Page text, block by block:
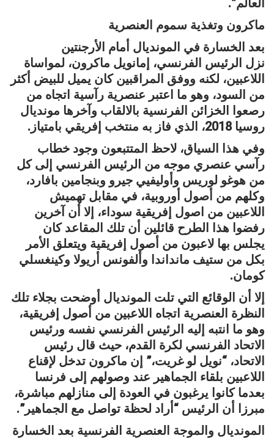
ماكرون وتغذية سموم العنصرية
بعد الخسارة في المونديال أمام الأرجنتين
نزل الرئيس الفرنسي، إمانويل ماكرون، لمواساة
اللاعبين، لكنه ووفق المراقبين كان يميل للبيض أكثر
من السود، وهو ما اعتبر عنصرية رآسية اتجاه من
رصعوا الخزائن الفرنسية بالالقاب وآخرها مونديال
روسيا 2018، الذي فاز به منتخب إفريقي بامتياز.
وفي هذا السياق، لاحظ المتتبعون وجود خطاب
رآسي عنصري موجه من الرئيس الفرنسي إلى كل
من هوغو لوريس وأوليفيي جيرو وبنجامين بافارد،
وكلهم من أصول أوروبية، في مقابل تهميش
اللاعبين من اصول إفريقية سوداء، إلا أن آخرين
رفضوا هذا الطرح قائلين أن تلك المقاعد كان
يجلس بها لاعبون من أصول إفريقية ويتعلق الأمر
بكل من ستيف مانداندا وألفونس أريولا وكينغسلي
كومان.
إلا أن الوقائع التي تلت المونديال أوضحت بجلاء تلك
النظرة العنصرية اتجاه اللاعبين من أصول إفريقية،
وهو ما انتبه إليه الرئيس الفرنسي نفسه ورئيس
الاتحاد الفرنسي لكرة القدم، حيث قال رئيس
الاتحاد، “نويل لو غريت،” إن ماكرون تدخل لإقناع
اللاعبين بلقاء الجماهير عند وصولهم إلى فرنسا
بعدما كانوا يرغبون في العودة إلى منازلهم مباشرة،
مبرزا أن الرئيس “أراد لحظة تواصل مع الجماهير”.
المونديال والموجة العنصرية الفرنسية بعد الخسارة